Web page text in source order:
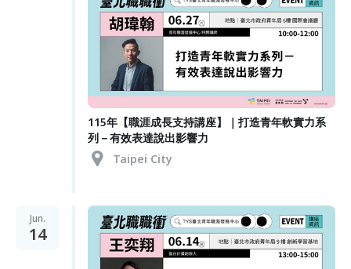
115年【職涯成長支持講座】｜打造青年軟實力系
列－有效表達說出影響力
Taipei City
Jun.
14